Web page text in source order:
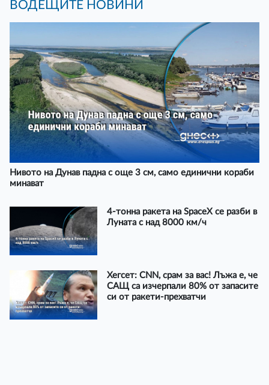
ВОДЕЩИТЕ НОВИНИ
Нивото на Дунав падна с още 3 см, само единични кораби
минават
4-тонна ракета на SpaceX се разби в
Луната с над 8000 км/ч
Хегсет: CNN, срам за вас! Лъжа е, че
САЩ са изчерпали 80% от запасите
си от ракети-прехватчи